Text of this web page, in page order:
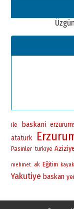
ile baskani
ataturk
Pasinler turkiye Aziziye
mehmet ak Eğitim kayak
Yakutiye baskan